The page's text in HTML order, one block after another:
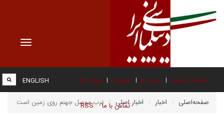
Toggle
صفحه نخست درباره ما عضویت پیوند ها
تماس با ما RSS
ENGLISH
صفحه‌اصلی اخبار اخبار اصلی غرب موصل جهنم روی زمین است